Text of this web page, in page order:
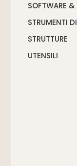
SOFTWARE &
STRUMENTI
STRUTTURE
UTENSILI